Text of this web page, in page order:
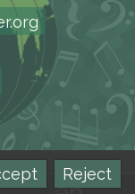
Reject